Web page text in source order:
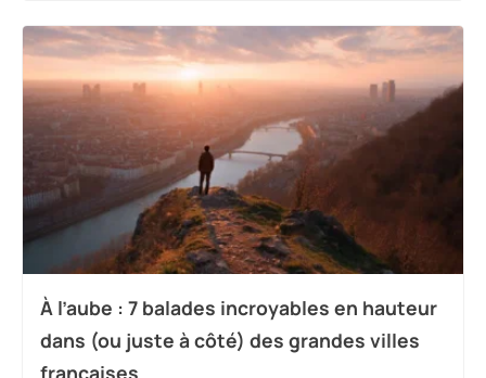
À l’aube : 7 balades incroyables en hauteur
dans (ou juste à côté) des grandes villes
françaises